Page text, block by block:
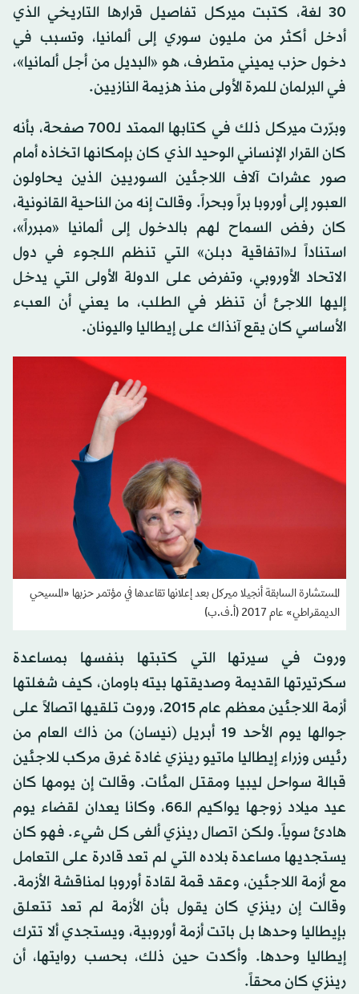
30 لغة، كتبت ميركل تفاصيل قرارها التاريخي الذي
أدخل أكثر من مليون سوري إلى ألمانيا، وتسبب في
دخول حزب يميني متطرف، هو «البديل من أجل ألمانيا»،
في البرلمان للمرة الأولى منذ هزيمة النازيين.
وبرّرت ميركل ذلك في كتابها الممتد لـ700 صفحة، بأنه
كان القرار الإنساني الوحيد الذي كان بإمكانها اتخاذه أمام
صور عشرات آلاف اللاجئين السوريين الذين يحاولون
العبور إلى أوروبا براً وبحراً. وقالت إنه من الناحية القانونية،
كان رفض السماح لهم بالدخول إلى ألمانيا «مبرراً»،
استناداً لـ«اتفاقية دبلن» التي تنظم اللجوء في دول
الاتحاد الأوروبي، وتفرض على الدولة الأولى التي يدخل
إليها اللاجئ أن تنظر في الطلب، ما يعني أن العبء
الأساسي كان يقع آنذاك على إيطاليا واليونان.
المستشارة السابقة أنجيلا ميركل بعد إعلانها تقاعدها في مؤتمر حزبها «المسيحي
الديمقراطي» عام 2017 (أ.ف.ب)
وروت في سيرتها التي كتبتها بنفسها بمساعدة
سكرتيرتها القديمة وصديقتها بيته باومان، كيف شغلتها
أزمة اللاجئين معظم عام 2015، وروت تلقيها اتصالاً على
جوالها يوم الأحد 19 أبريل (نيسان) من ذاك العام من
رئيس وزراء إيطاليا ماتيو رينزي غادة غرق مركب للاجئين
قبالة سواحل ليبيا ومقتل المئات. وقالت إن يومها كان
عيد ميلاد زوجها يواكيم الـ66، وكانا يعدان لقضاء يوم
هادئ سوياً. ولكن اتصال رينزي ألغى كل شيء. فهو كان
يستجديها مساعدة بلاده التي لم تعد قادرة على التعامل
مع أزمة اللاجئين، وعقد قمة لقادة أوروبا لمناقشة الأزمة.
وقالت إن رينزي كان يقول بأن الأزمة لم تعد تتعلق
بإيطاليا وحدها بل باتت أزمة أوروبية، ويستجدي ألا تترك
إيطاليا وحدها. وأكدت حين ذلك، بحسب روايتها، أن
رينزي كان محقاً.